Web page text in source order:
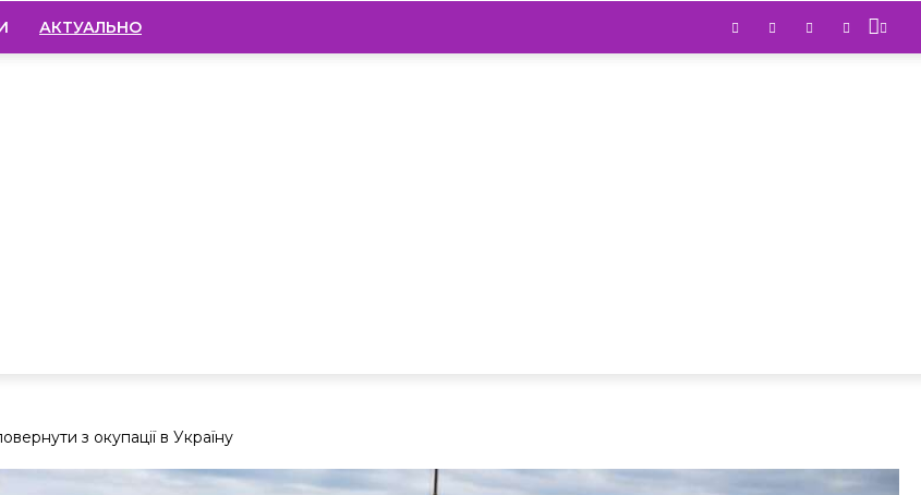
АКТУАЛЬНО
з окупації в Україну